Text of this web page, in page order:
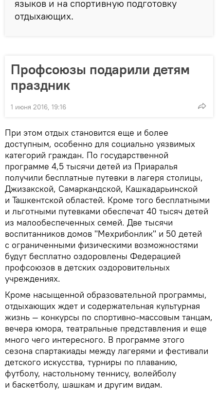
языков и на спортивную подготовку
отдыхающих.
Профсоюзы подарили детям
праздник
1 июня 2016, 19:16
При этом отдых становится еще и более
доступным, особенно для социально уязвимых
категорий граждан. По государственной
программе 4,5 тысячи детей из Приаралья
получили бесплатные путевки в лагеря столицы,
Джизакской, Самаркандской, Кашкадарьинской
и Ташкентской областей. Кроме того бесплатными
и льготными путевками обеспечат 40 тысяч детей
из малообеспеченных семей. Две тысячи
воспитанников домов "Мехрибонлик" и 50 детей
с ограниченными физическими возможностями
будут бесплатно оздоровлены Федерацией
профсоюзов в детских оздоровительных
учреждениях.
Кроме насыщенной образовательной программы,
отдыхающих ждет и содержательная культурная
жизнь — конкурсы по спортивно-массовым танцам,
вечера юмора, театральные представления и еще
много чего интересного. В программе этого
сезона спартакиады между лагерями и фестивали
детского искусства, турниры по плаванию,
футболу, настольному теннису, волейболу
и баскетболу, шашкам и другим видам.